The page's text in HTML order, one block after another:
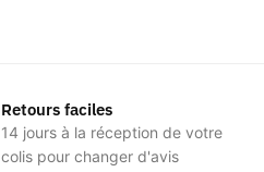
Retours faciles
14 jours à la réception de votre
colis pour changer d'avis